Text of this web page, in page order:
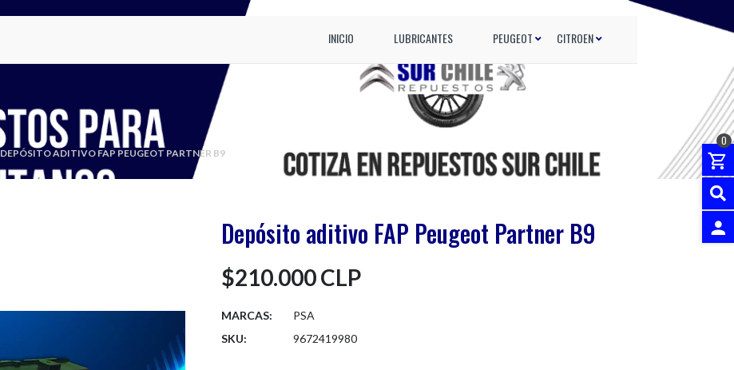
INICIO LUBRICANTES PEUGEOT CITROEN
0
DEPÓSITO ADITIVO FAP PEUGEOT PARTNER B9
Depósito aditivo FAP Peugeot Partner B9
$210.000 CLP
MARCAS:
PSA
SKU:
9672419980